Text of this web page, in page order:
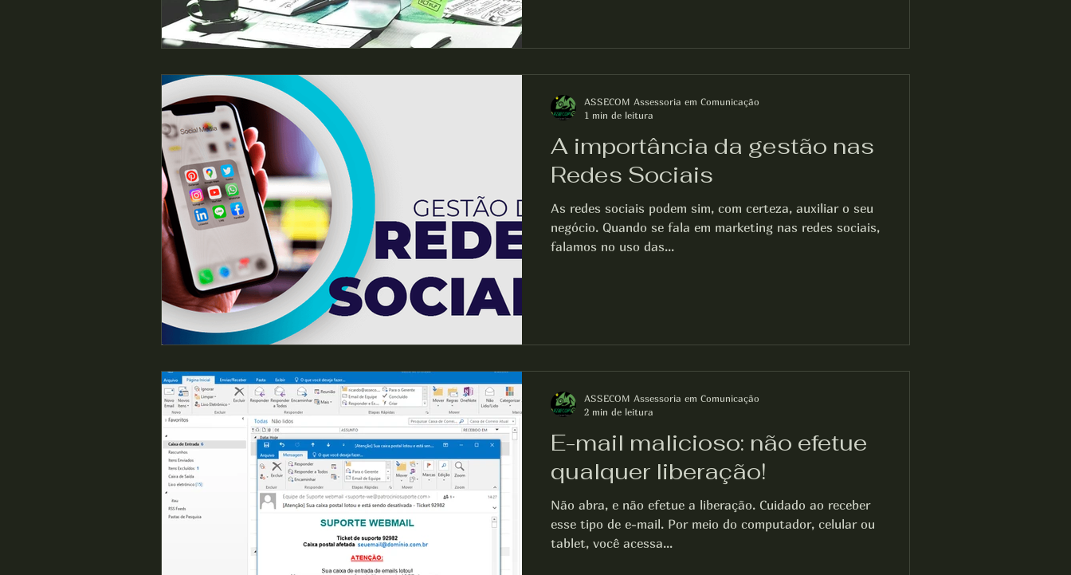
A importância da gestão nas
Redes Sociais
As redes sociais podem sim, com certeza, auxiliar o seu
negócio. Quando se fala em marketing nas redes sociais,
falamos no uso das...
ASSECOM Assessoria em Comunicação
1 min de leitura
E-mail malicioso: não efetue
qualquer liberação!
Não abra, e não efetue a liberação. Cuidado ao receber
esse tipo de e-mail. Por meio do computador, celular ou
tablet, você acessa...
ASSECOM Assessoria em Comunicação
2 min de leitura